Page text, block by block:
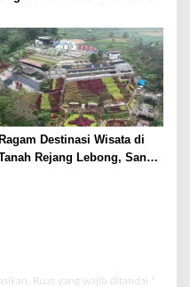
Ragam Destinasi Wisata di
Rejang Lebong, Sangat
Ruas yang wajib ditandai *